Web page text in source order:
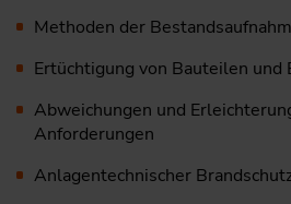
Methoden der
Ertüchtigung von Bauteilen und
Abweichungen und
Anforderungen
Anlagentechnischer